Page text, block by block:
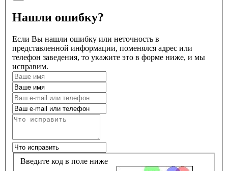
Нашли ошибку?
Если Вы нашли ошибку или неточность в
представленной информации, поменялся адрес или
телефон заведения, то укажите это в форме ниже, и мы
исправим.
Введите код в поле ниже